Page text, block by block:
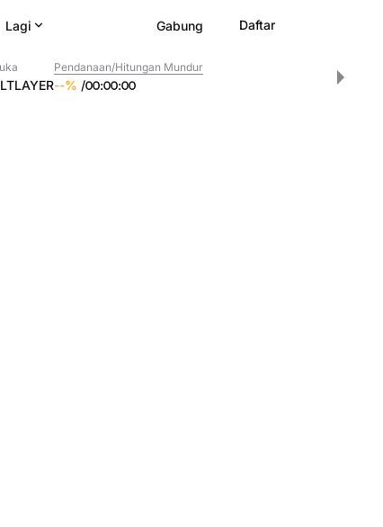
Lagi Gabung Daftar
Pendanaan/Hitungan Mundur
--% /00:00:00